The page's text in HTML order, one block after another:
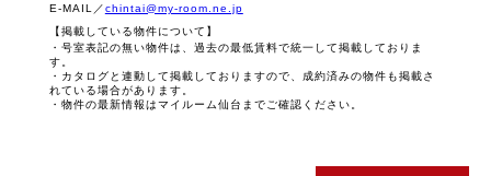
E-MAIL／chintai@my-room.ne.jp
【掲載している物件について】
・号室表記の無い物件は、過去の最低賃料で統一して掲載しておりま
す。
・カタログと連動して掲載しておりますので、成約済みの物件も掲載さ
れている場合があります。
・物件の最新情報はマイルーム仙台までご確認ください。